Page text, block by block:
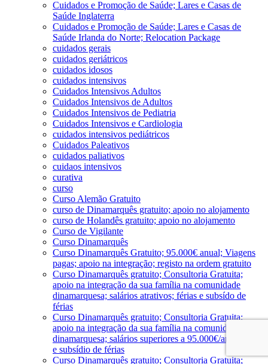
Cuidados e Promoção de Saúde; Lares e Casas de
Saúde Inglaterra
Cuidados e Promoção de Saúde; Lares e Casas de
Saúde Irlanda do Norte; Relocation Package
cuidados gerais
cuidados geriátricos
cuidados idosos
cuidados intensivos
Cuidados Intensivos Adultos
Cuidados Intensivos de Adultos
Cuidados Intensivos de Pediatria
Cuidados Intensivos e Cardiologia
cuidados intensivos pediátricos
Cuidados Paleativos
cuidados paliativos
cuidaos intensivos
curativa
curso
Curso Alemão Gratuito
curso de Dinamarquês gratuito; apoio no alojamento
curso de Holandês gratuito; apoio no alojamento
Curso de Vigilante
Curso Dinamarquês
Curso Dinamarquês Gratuito; 95.000€ anual; Viagens
pagas; apoio na integração; registo na ordem gratuito
Curso Dinamarquês gratuito; Consultoria Gratuita;
apoio na integração da sua família na comunidade
dinamarquesa; salários atrativos; férias e subsído de
férias
Curso Dinamarquês gratuito; Consultoria Gratuita;
apoio na integração da sua família na comunidade
dinamarquesa; salários superiores a 95.000€/ano; férias
e subsídio de férias
Curso Dinamarquês gratuito; Consultoria Gratuita;